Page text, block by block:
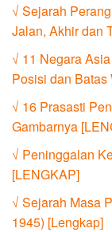
√ Sejarah
Jalan, Akhir dan
√ 11 Negara
Posisi dan
√ 16 Prasasti
Gambarnya
√ Peninggalan
[LENGKAP]
√ Sejarah Masa
1945) [Lengkap]